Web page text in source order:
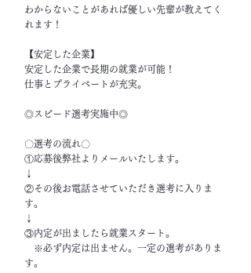
わからないことがあれば優しい先輩が教えてく
れます！
【安定した企業】
安定した企業で長期の就業が可能！
仕事とプライベートが充実。
◎スピード選考実施中◎
〇選考の流れ〇
①応募後弊社よりメールいたします。
↓
②その後お電話させていただき選考に入りま
す。
↓
③内定が出ましたら就業スタート。
※必ず内定は出ません。一定の選考がありま
す。